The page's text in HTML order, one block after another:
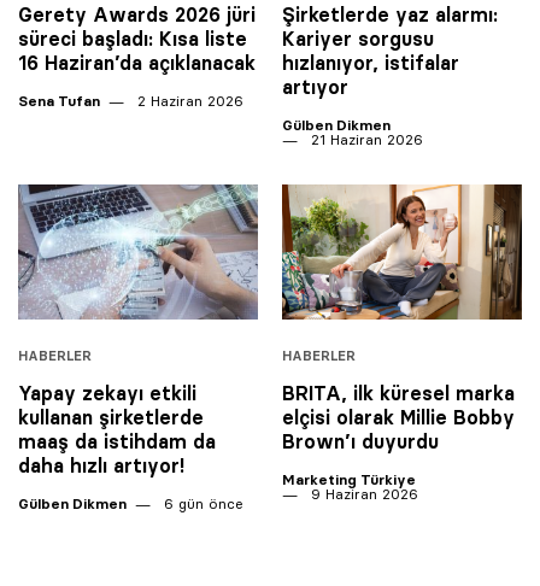
Gerety Awards 2026 jüri
süreci başladı: Kısa liste
16 Haziran’da açıklanacak
Sena Tufan 2 Haziran 2026
Şirketlerde yaz alarmı:
Kariyer sorgusu
hızlanıyor, istifalar
artıyor
Gülben Dikmen
21 Haziran 2026
HABERLER
Yapay zekayı etkili
kullanan şirketlerde
maaş da istihdam da
daha hızlı artıyor!
Gülben Dikmen 6 gün önce
HABERLER
BRITA, ilk küresel marka
elçisi olarak Millie Bobby
Brown’ı duyurdu
Marketing Türkiye
9 Haziran 2026